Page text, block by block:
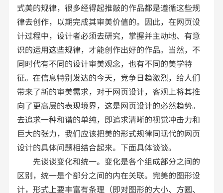
式美的规律，很多经得起推敲的作品都是遵循这些规
律去创作，以期完成其审美价值的。因此，在网页设
计过程中，设计者必须去研究，掌握并主动地、有意
识的运用这些规律，才能创作出好的作品。当然，不
同时代有不同的设计审美观念，也有不同的美学特
征。在信息特别发达的今天，竞争日趋激烈，给人们
带来了新的审美需求，对于网页设计，客观上将其推
向了更高层的表现境界，这是网页设计的必然趋势。
去追求一种和谐的单纯，即追求清晰的视觉冲击力和
巨大的张力，我们应该把美的形式规律同现代的网页
设计的具体问题相结合起来。下面具体谈谈。
先谈谈变化和统一。变化是各个组成部分之间的
区别，统一是个部分之间的内在关联。完美的图形设
计，形式上要丰富有条理（即对图形的大小、方圆、